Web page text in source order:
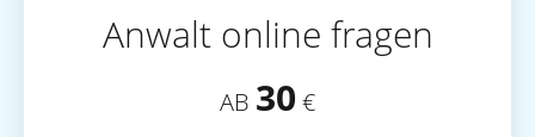
Anwalt online fragen
AB 30 €